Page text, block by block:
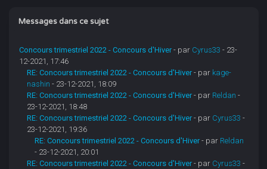
Messages dans ce sujet
Concours trimestriel 2022 - Concours d'Hiver - par Cyrus33 - 23-
12-2021, 17:46
RE: Concours trimestriel 2022 - Concours d'Hiver - par kage-
nashin - 23-12-2021, 18:09
RE: Concours trimestriel 2022 - Concours d'Hiver - par Reldan -
23-12-2021, 18:48
RE: Concours trimestriel 2022 - Concours d'Hiver - par Cyrus33 -
23-12-2021, 19:36
RE: Concours trimestriel 2022 - Concours d'Hiver - par Reldan
- 23-12-2021, 20:01
RE: Concours trimestriel 2022 - Concours d'Hiver - par Cyrus33 -